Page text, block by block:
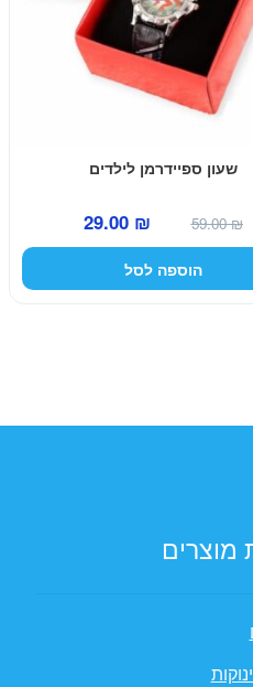
שעון ספיידרמן לילדים
59.00₪
המחיר
המקורי
היה:
29.00 ₪
המחיר
הנוכחי
הוספה לסל
מוצרים